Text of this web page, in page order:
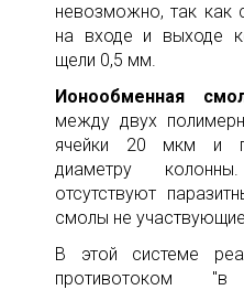
невозможно, так как
на входе и выходе
щели 0,5 мм.
Ионообменная
между двух
ячейки 20 мкм и
диаметру
отсутствуют
смолы не
В этой системе
противотоком